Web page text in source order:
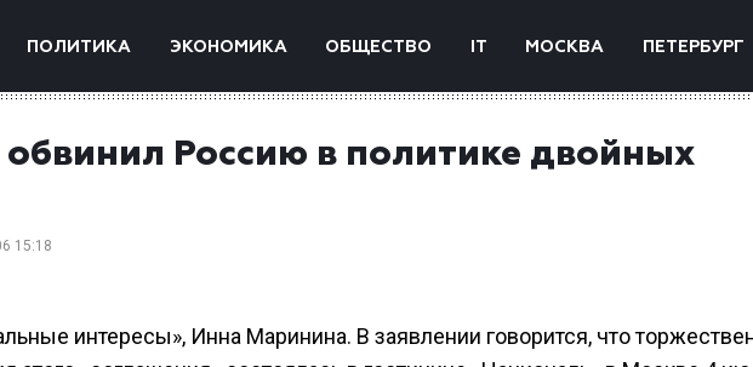
ПОЛИТИКА ЭКОНОМИКА ОБЩЕСТВО IT МОСКВА ПЕТЕРБУРГ
Россию в политике двойных
15:18
интересы», Инна Маринина. В заявлении говорится, что